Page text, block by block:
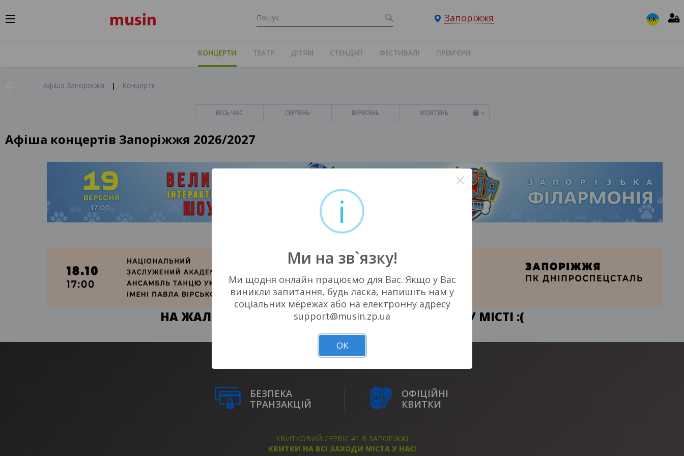
Запоріжжя UK
КОНЦЕРТИ ТЕАТР ДІТЯМ СТЕНДАП ФЕСТИВАЛІ ПРЕМ'ЄРИ
Афіша Запоріжжя Концерти
ВЕСЬ ЧАС СЕРПЕНЬ ВЕРЕСЕНЬ ЖОВТЕНЬ
Афіша концертів Запоріжжя 2026/2027
НА ЖАЛЬ, НЕМАЄ АКТУАЛЬНИХ ПОДІЙ У ВАШОМУ МІСТІ :(
БЕЗПЕКА
ТРАНЗАКЦІЙ
ОФІЦІЙНІ
КВИТКИ
КВИТКОВИЙ СЕРВІС #1 В ЗАПОРІЖЖІ
КВИТКИ НА ВСІ ЗАХОДИ МІСТА У НАС!
i
Ми на зв`язку!
×
Ми щодня онлайн працюємо для Вас. Якщо у Вас
виникли запитання, будь ласка, напишіть нам у
соціальних мережах або на електронну адресу
support@musin.zp.ua
OK